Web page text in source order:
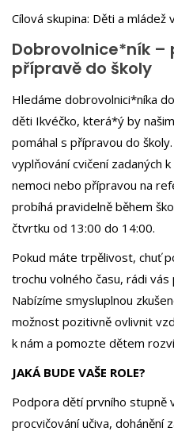
Cílová skupina: Děti a mládež
Dobrovolnice*ník
přípravě do školy
Hledáme dobrovolnici*níka
děti Ikvéčko, která*ý by
pomáhal s přípravou do
vyplňování cvičení zadaných
nemoci nebo přípravou na
probíhá pravidelně během
čtvrtku od 13:00 do 14:00.
Pokud máte trpělivost, chuť
trochu volného času, rádi
Nabízíme smysluplnou
možnost pozitivně ovlivnit
k nám a pomozte dětem
JAKÁ BUDE VAŠE ROLE?
Podpora dětí prvního stupně
procvičování učiva, dohánění